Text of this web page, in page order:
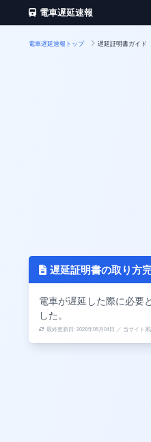
電車遅延速報
電車遅延速報トップ 遅延証明書ガイド
遅延証明書の取り方
電車が遅延した際に必要
した。
最終更新日: 2026年08月04日 ／ 当サイト